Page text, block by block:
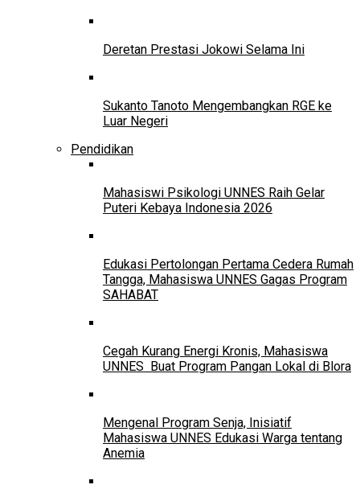
Deretan Prestasi Jokowi Selama Ini
Sukanto Tanoto Mengembangkan RGE ke
Luar Negeri
Pendidikan
Mahasiswi Psikologi UNNES Raih Gelar
Puteri Kebaya Indonesia 2026
Edukasi Pertolongan Pertama Cedera Rumah
Tangga, Mahasiswa UNNES Gagas Program
SAHABAT
Cegah Kurang Energi Kronis, Mahasiswa
UNNES Buat Program Pangan Lokal di Blora
Mengenal Program Senja, Inisiatif
Mahasiswa UNNES Edukasi Warga tentang
Anemia